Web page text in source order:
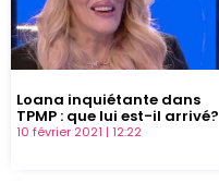
Loana inquiétante dans
TPMP : que lui est-il arrivé?
10 février 2021 12:22